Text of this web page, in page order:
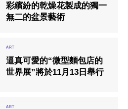
彩繽紛的乾燥花製成的獨一
無二的盆景藝術
逼真可愛的“微型麵包店的
世界展”將於11月13日舉行